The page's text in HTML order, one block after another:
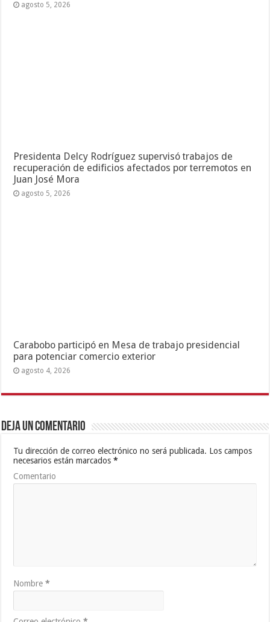
agosto 5, 2026
Presidenta Delcy Rodríguez supervisó trabajos de
recuperación de edificios afectados por terremotos en
Juan José Mora
agosto 5, 2026
Carabobo participó en Mesa de trabajo presidencial
para potenciar comercio exterior
agosto 4, 2026
Deja un comentario
Tu dirección de correo electrónico no será publicada. Los campos
necesarios están marcados*
Comentario
Nombre*